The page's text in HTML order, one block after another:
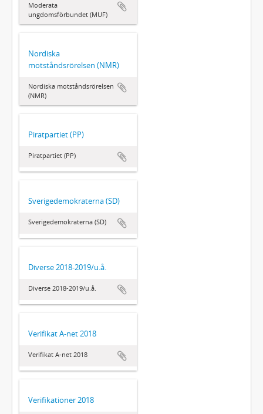
Moderata
ungdomsförbundet (MUF)
Nordiska
motståndsrörelsen (NMR)
Nordiska motståndsrörelsen
(NMR)
Piratpartiet (PP)
Piratpartiet (PP)
Sverigedemokraterna (SD)
Sverigedemokraterna (SD)
Diverse 2018-2019/u.å.
Diverse 2018-2019/u.å.
Verifikat A-net 2018
Verifikat A-net 2018
Verifikationer 2018